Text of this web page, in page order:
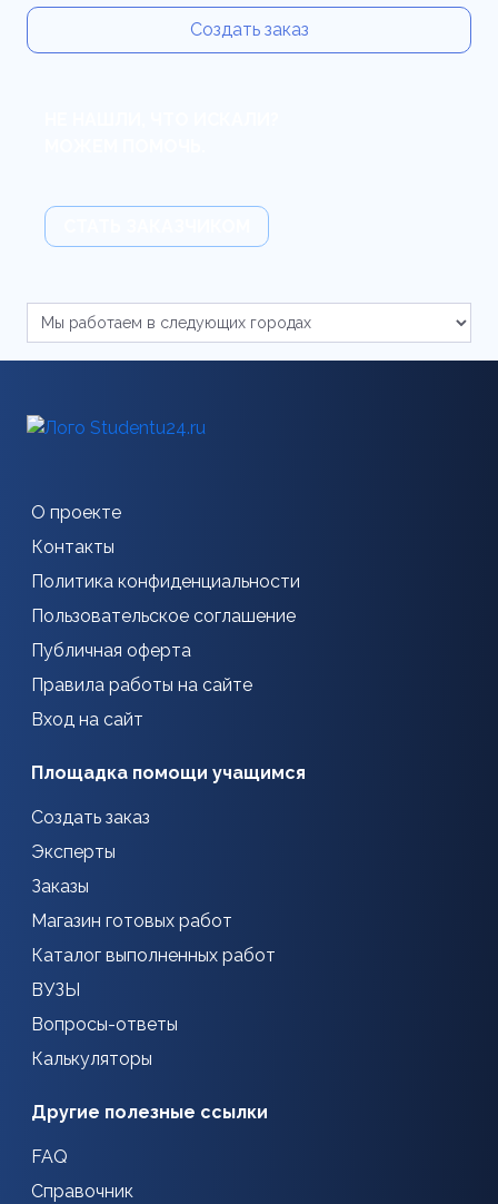
Создать заказ
О проекте
Контакты
Политика конфиденциальности
Пользовательское соглашение
Публичная оферта
Правила работы на сайте
Вход на сайт
Площадка помощи учащимся
Создать заказ
Эксперты
Заказы
Магазин готовых работ
Каталог выполненных работ
ВУЗЫ
Вопросы-ответы
Калькуляторы
Другие полезные ссылки
FAQ
Справочник